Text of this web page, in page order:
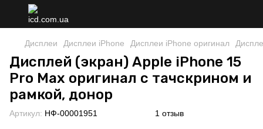
Дисплеи Дисплеи iPhone Дисплеи iPhone оригинал
Дисплей (экран) Apple iPhone 15
Pro Max оригинал с тачскрином и
рамкой, донор
Артикул: НФ-00001951 1 отзыв